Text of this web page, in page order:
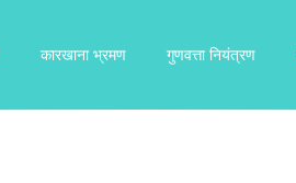
कारखाना भ्रमण गुणवत्ता नियंत्रण